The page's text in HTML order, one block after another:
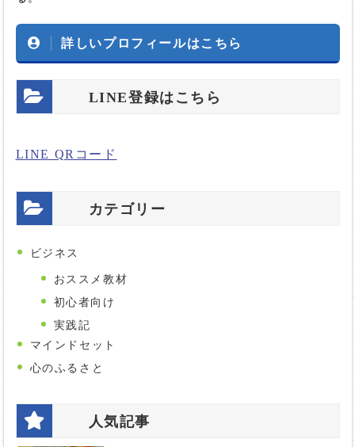
詳しいプロフィールはこちら
LINE登録はこちら
LINE QRコード
カテゴリー
ビジネス
おススメ教材
初心者向け
実践記
マインドセット
心のふるさと
人気記事